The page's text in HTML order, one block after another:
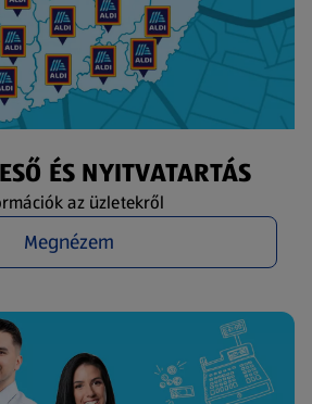
ÉS NYITVATARTÁS
az üzletekről
Megnézem